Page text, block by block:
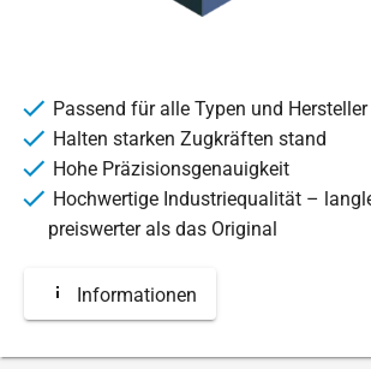
Passend für alle Typen und
Halten starken Zugkräften stand
Hohe Präzisionsgenauigkeit
Hochwertige Industriequalität –
preiswerter als das Original
Informationen